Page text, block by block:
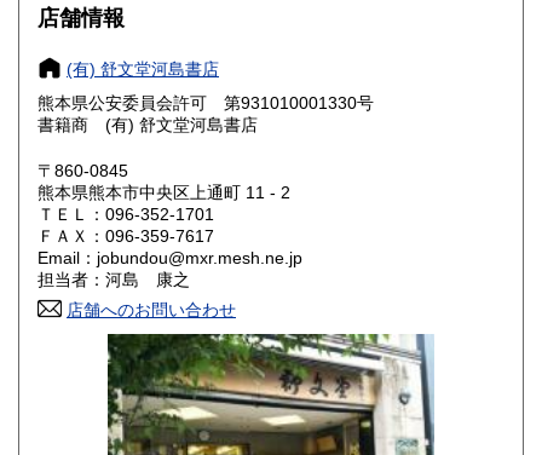
奈良県 190円 和歌山県
岡山県 190円
山口県 190円 徳島県
香川県 190円
190円 福岡県
190円 長崎県
店舗情報
(有) 舒文堂河島書店
熊本県公安委員会許可 第931010001330号
書籍商 (有) 舒文堂河島書店
〒860-0845
熊本県熊本市中央区上通町 11 - 2
ＴＥＬ：096-352-1701
ＦＡＸ：096-359-7617
Email：jobundou@mxr.mesh.ne.jp
担当者：河島 康之
店舗へのお問い合わせ